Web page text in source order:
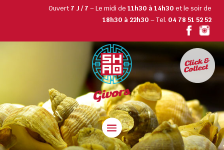
Ouvert 7 J / 7 – Le midi de 11h30 à 14h30 et le soir de
18h30 à 22h30 – Tel. 04 78 51 52 52